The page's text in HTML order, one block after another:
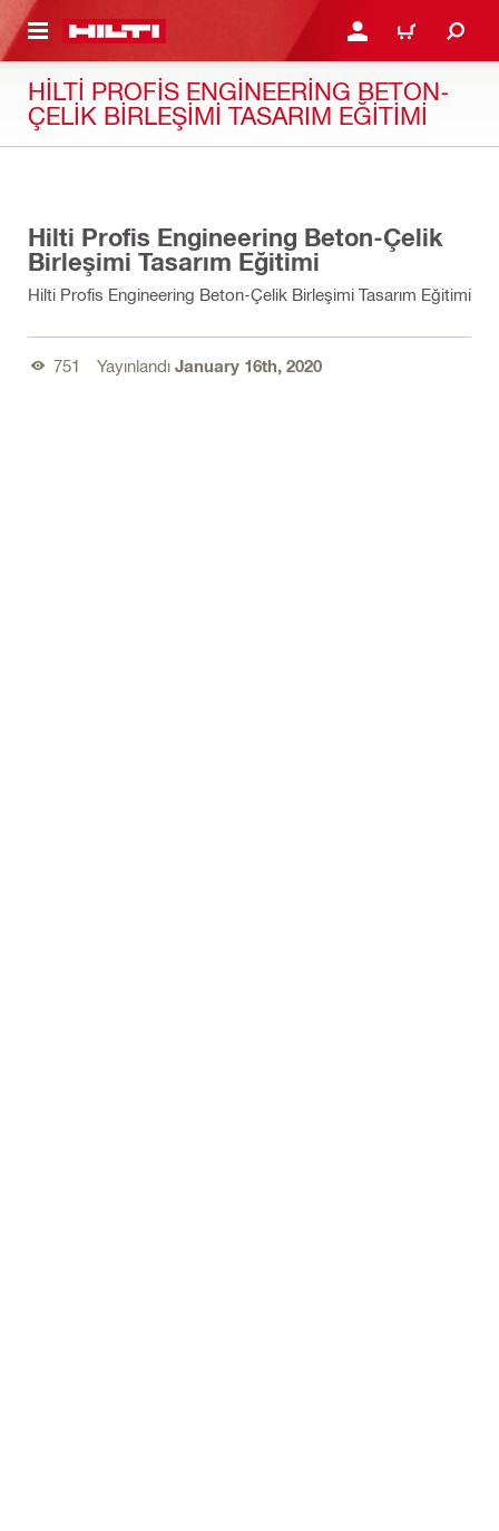
GEÇ GIRIŞ YAP YA DA KAYIT
SEPET
HILTI PROFIS ENGINEERING BETON-
ÇELIK BIRLEŞIMI TASARIM EĞITIMI
Hilti Profis Engineering Beton-Çelik
Birleşimi Tasarım Eğitimi
Hilti Profis Engineering Beton-Çelik Birleşimi Tasarım Eğitimi
751 Yayınlandı January 16th, 2020